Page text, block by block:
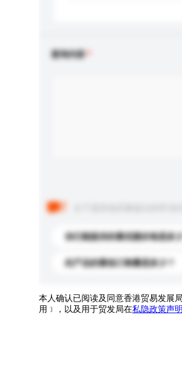
查询内容
你们能提供的最优惠价格是多少
此产品的最低订购量是多少？
本人确认已阅读及同意香港贸易发展
用﹞，以及用于贸发局在私隐政策声明